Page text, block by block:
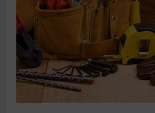
Létezik tökéletes élet: Truman is elhitte
Karinthy Frigyes: a zseni, aki belenézett a saját
koponyájába
Ki akarsz törni. De miből?
Az öregség nem csak ránc?
Az ördög még mindig Pradát visel. De te
hozzá?